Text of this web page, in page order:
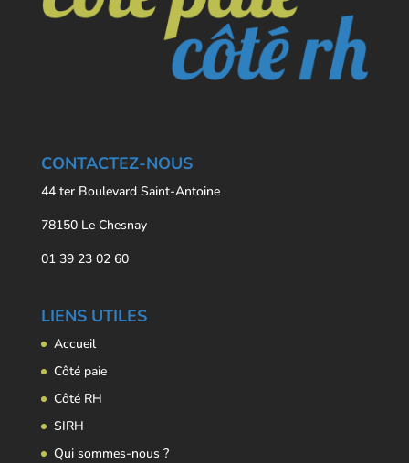
CONTACTEZ-NOUS
44 ter Boulevard Saint-Antoine
78150 Le Chesnay
01 39 23 02 60
LIENS UTILES
Accueil
Côté paie
Côté RH
SIRH
Qui sommes-nous ?